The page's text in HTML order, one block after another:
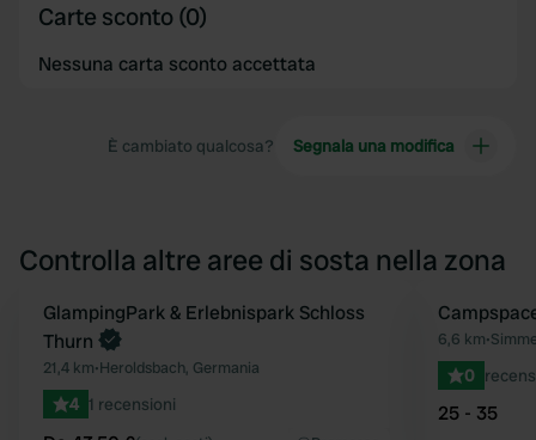
Carte sconto (0)
Nessuna carta sconto accettata
È cambiato qualcosa? Segnala una modifica
Controlla altre aree di sosta nella zona
Preferito
Prenota ora
GlampingPark & Erlebnispark Schloss
Thurn
21,4 km•Heroldsbach, Germania
4 1 recensioni
Prenota ora
6,6 km•
0
25 - 35